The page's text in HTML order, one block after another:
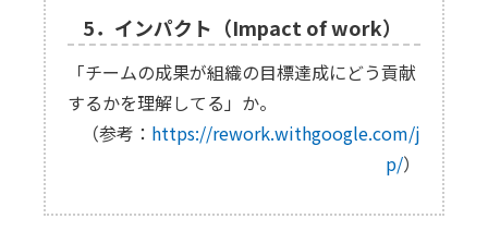
5．インパクト（Impact of work）
「チームの成果が組織の目標達成にどう貢献
するかを理解してる」か。
（参考： https://rework.withgoogle.com/j
p/）